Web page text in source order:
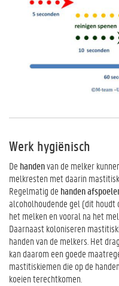
Werk hygiënisch
De handenvan de melker
melkresten met daarin
Regelmatig de handen
alcoholhoudende gel (dit houdt
het melken en vooral na het
Daarnaast koloniseren
handen van de melkers. Het
kan daarom een goede
mastitiskiemen die op de
koeien terechtkomen.